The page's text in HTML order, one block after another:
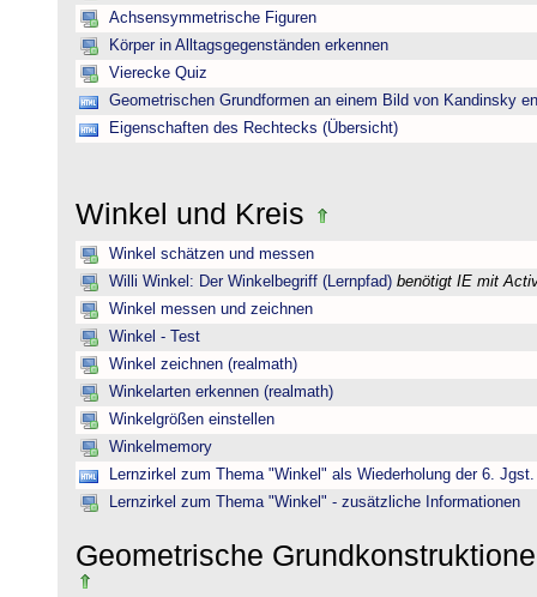
Achsensymmetrische Figuren
Körper in Alltagsgegenständen erkennen
Vierecke Quiz
Geometrischen Grundformen an einem Bild von Kandinsky
Eigenschaften des Rechtecks (Übersicht)
Winkel und Kreis
Winkel schätzen und messen
Willi Winkel: Der Winkelbegriff (Lernpfad) benötigt IE mit
Winkel messen und zeichnen
Winkel - Test
Winkel zeichnen (realmath)
Winkelarten erkennen (realmath)
Winkelgrößen einstellen
Winkelmemory
Lernzirkel zum Thema "Winkel" als Wiederholung der 6. Jgst.
Lernzirkel zum Thema "Winkel" - zusätzliche Informationen
Geometrische